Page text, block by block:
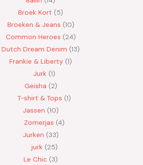
Broek Kort 5
Broeken & Jeans 10
Common Heroes 24
Dutch Dream Denim 13
Frankie & Liberty 1
Jurk 1
Geisha 2
T-shirt & Tops 1
Jassen 10
Zomerjas 4
Jurken 33
jurk 25
Le Chic 3